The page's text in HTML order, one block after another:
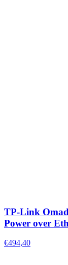
TP-Link
Power over
€494,40